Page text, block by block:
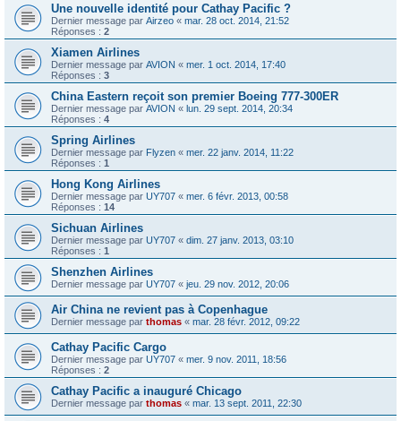
Une nouvelle identité pour Cathay Pacific ?
Dernier message par Airzeo « mar. 28 oct. 2014, 21:52
Réponses : 2
Xiamen Airlines
Dernier message par AVION « mer. 1 oct. 2014, 17:40
Réponses : 3
China Eastern reçoit son premier Boeing 777-300ER
Dernier message par AVION « lun. 29 sept. 2014, 20:34
Réponses : 4
Spring Airlines
Dernier message par Flyzen « mer. 22 janv. 2014, 11:22
Réponses : 1
Hong Kong Airlines
Dernier message par UY707 « mer. 6 févr. 2013, 00:58
Réponses : 14
Sichuan Airlines
Dernier message par UY707 « dim. 27 janv. 2013, 03:10
Réponses : 1
Shenzhen Airlines
Dernier message par UY707 « jeu. 29 nov. 2012, 20:06
Air China ne revient pas à Copenhague
Dernier message par thomas « mar. 28 févr. 2012, 09:22
Cathay Pacific Cargo
Dernier message par UY707 « mer. 9 nov. 2011, 18:56
Réponses : 2
Cathay Pacific a inauguré Chicago
Dernier message par thomas « mar. 13 sept. 2011, 22:30